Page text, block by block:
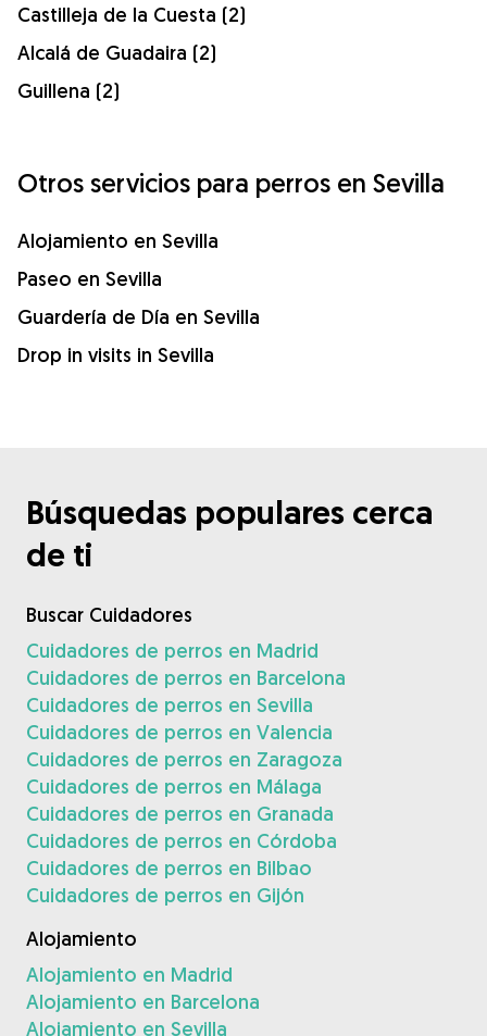
Castilleja de la Cuesta (2)
Alcalá de Guadaira (2)
Guillena (2)
Otros servicios para perros en Sevilla
Alojamiento en Sevilla
Paseo en Sevilla
Guardería de Día en Sevilla
Drop in visits in Sevilla
Búsquedas populares cerca
de ti
Buscar Cuidadores
Cuidadores de perros en Madrid
Cuidadores de perros en Barcelona
Cuidadores de perros en Sevilla
Cuidadores de perros en Valencia
Cuidadores de perros en Zaragoza
Cuidadores de perros en Málaga
Cuidadores de perros en Granada
Cuidadores de perros en Córdoba
Cuidadores de perros en Bilbao
Cuidadores de perros en Gijón
Alojamiento
Alojamiento en Madrid
Alojamiento en Barcelona
Alojamiento en Sevilla